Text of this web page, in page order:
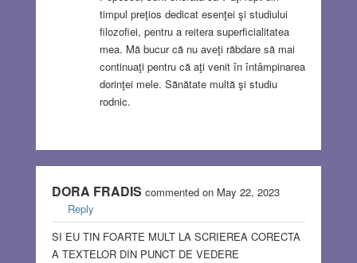
timpul preţios dedicat esenţei şi studiului
filozofiei, pentru a reitera superficialitatea
mea. Mă bucur că nu aveţi răbdare să mai
continuaţi pentru că aţi venit în întâmpinarea
dorinţei mele. Sănătate multă şi studiu
rodnic.
DORA FRADIS commented on May 22, 2023
Reply
SI EU TIN FOARTE MULT LA SCRIEREA CORECTA
A TEXTELOR DIN PUNCT DE VEDERE